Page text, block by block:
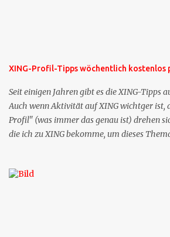
XING-Profil-Tipps wöchentlich kostenlos
Seit einigen Jahren gibt es die XING-Tipps
Auch wenn Aktivität auf XING wichtger ist,
Profil" (was immer das genau ist) drehen
die ich zu XING bekomme, um dieses
bekommen Sie kostenlos eine weitere Folge.